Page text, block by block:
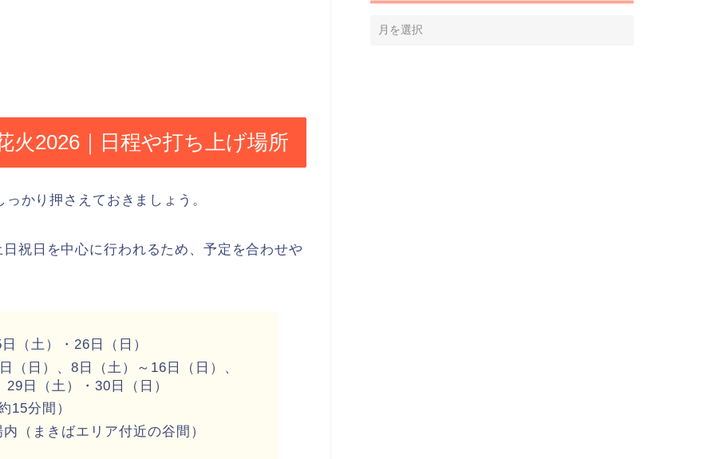
火2026｜日程や打ち上げ場所
かり押さえておきましょう。
祝日を中心に行われるため、予定を合わせや
（土）・26日（日）
（日）、8日（土）～16日（日）、
日（土）・30日（日）
15分間）
（まきばエリア付近の谷間）